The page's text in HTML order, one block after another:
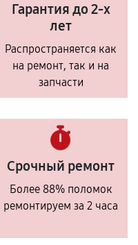
Гарантия до 2-х
лет
Распространяется как
на ремонт, так и на
запчасти
Срочный ремонт
Более 88% поломок
ремонтируем за 2 часа